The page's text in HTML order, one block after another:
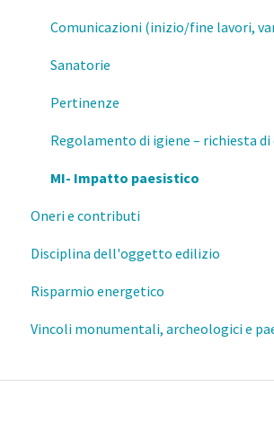
Formazione
Salvaguardia
Mutamenti di destinazione d'uso
Esercizio della professione
Comunicazioni (inizio/fine lavori,
Sanatorie
Pertinenze
Regolamento di igiene – richiesta di
MI- Impatto paesistico
Oneri e contributi
MI- Oneri urbanistici
MI- Contributo di costruzione
MI- Monetizzazione
Disciplina dell'oggetto edilizio
Caratteristiche costruttive e
Distanze
davanzali
Risparmio energetico
Esercizio della professione e
Vincoli monumentali, archeologici e